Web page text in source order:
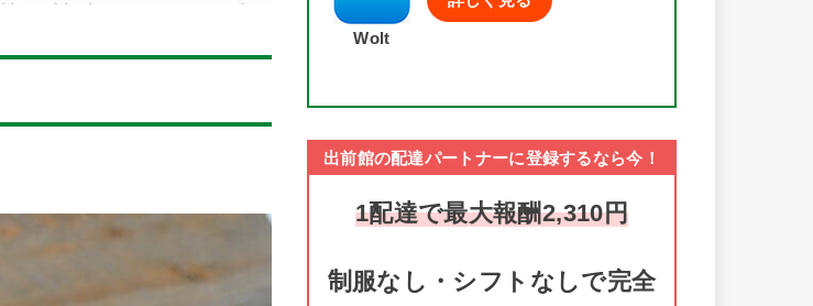
Wolt
出前館の配達パートナーに登録するなら今！
1配達で最大報酬2,310円
制服なし・シフトなしで完全